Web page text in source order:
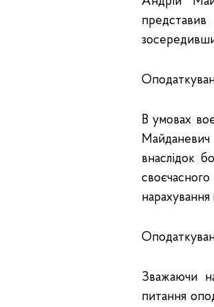
В умовах
Майданевич
внаслідок
нарахування
Зважаючи
питання